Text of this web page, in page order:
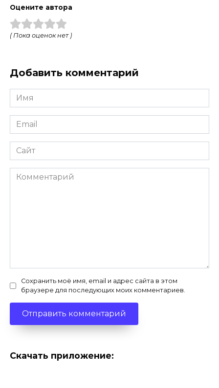
Оцените автора
( Пока оценок нет )
Добавить комментарий
Имя
*
Email
*
Сайт
Комментарий
Сохранить моё имя, email и адрес сайта в этом
браузере для последующих моих комментариев.
Скачать приложение: